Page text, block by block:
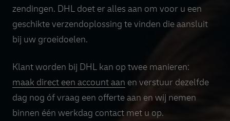
zendingen. DHL doet er alles aan om voor u een
geschikte verzendoplossing te vinden die aansluit
bij uw groeidoelen.
Klant worden bij DHL kan op twee manieren:
maak direct een account aan en verstuur dezelfde
dag nog óf vraag een offerte aan en wij nemen
binnen één werkdag contact met u op.